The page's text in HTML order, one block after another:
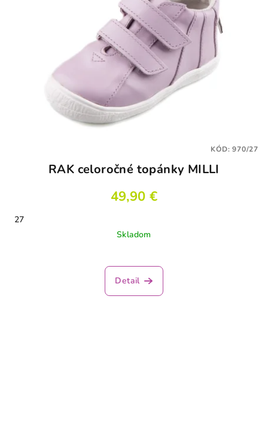
RAK celoročné topánky MILLI
49,90 €
27
Skladom
Detail
KÓD:970/27